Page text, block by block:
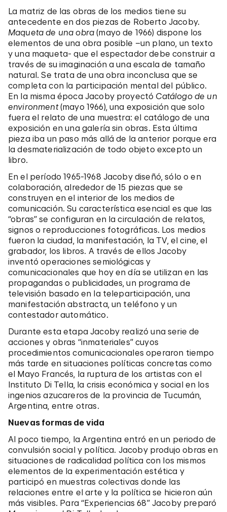
La matriz de las obras de los medios tiene su
antecedente en dos piezas de Roberto Jacoby.
Maqueta de una obra(mayo de 1966) dispone los
elementos de una obra posible –un plano, un texto
y una maqueta- que el espectador debe construir a
través de su imaginación a una escala de tamaño
natural. Se trata de una obra inconclusa que se
completa con la participación mental del público.
En la misma época Jacoby proyectó Catálogo de un
environment(mayo 1966), una exposición que solo
fuera el relato de una muestra: el catálogo de una
exposición en una galería sin obras. Esta última
pieza iba un paso más allá de la anterior porque era
la desmaterialización de todo objeto excepto un
libro.
En el período 1965-1968 Jacoby diseñó, sólo o en
colaboración, alrededor de 15 piezas que se
construyen en el interior de los medios de
comunicación. Su característica esencial es que las
“obras” se configuran en la circulación de relatos,
signos o reproducciones fotográficas. Los medios
fueron la ciudad, la manifestación, la TV, el cine, el
grabador, los libros. A través de ellos Jacoby
inventó operaciones semiológicas y
comunicacionales que hoy en día se utilizan en las
propagandas o publicidades, un programa de
televisión basado en la teleparticipación, una
manifestación abstracta, un teléfono y un
contestador automático.
Durante esta etapa Jacoby realizó una serie de
acciones y obras “inmateriales” cuyos
procedimientos comunicacionales operaron tiempo
más tarde en situaciones políticas concretas como
el Mayo Francés, la ruptura de los artistas con el
Instituto Di Tella, la crisis económica y social en los
ingenios azucareros de la provincia de Tucumán,
Argentina, entre otras.
Nuevas formas de vida
Al poco tiempo, la Argentina entró en un periodo de
convulsión social y política. Jacoby produjo obras en
situaciones de radicalidad política con los mismos
elementos de la experimentación estética y
participó en muestras colectivas donde las
relaciones entre el arte y la política se hicieron aún
más visibles. Para “Experiencias 68” Jacoby preparó